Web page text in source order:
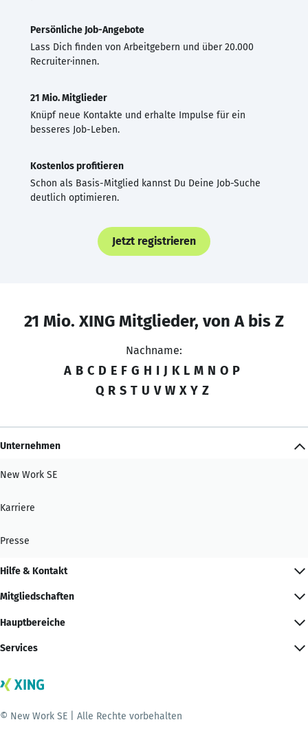
Persönliche Job-Angebote
Lass Dich finden von Arbeitgebern und über 20.000
Recruiter·innen.
21 Mio. Mitglieder
Knüpf neue Kontakte und erhalte Impulse für ein
besseres Job-Leben.
Kostenlos profitieren
Schon als Basis-Mitglied kannst Du Deine Job-Suche
deutlich optimieren.
Jetzt registrieren
21 Mio. XING Mitglieder, von A bis Z
Nachname:
A B C D E F G H I J K L M N O P
Q R S T U V W X Y Z
Unternehmen
New Work SE
Karriere
Presse
Hilfe & Kontakt
Mitgliedschaften
Hauptbereiche
Services
© New Work SE | Alle Rechte vorbehalten